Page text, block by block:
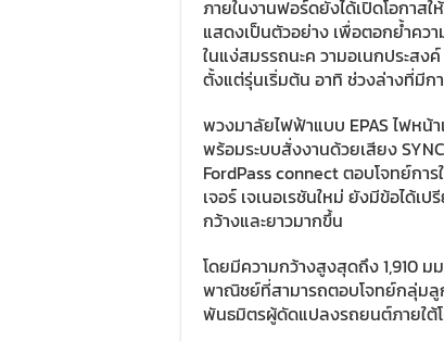
ภายในงานฟอร์ดยังได้เปิดโอกา
แสดงเป็นตัวอย่าง เพื่อตอกย้ำควา
ในแง่สมรรถนะค วามอเนกประส
ตั้งแต่รุ่นเริ่มต้น อาทิ ช่วงล่างที่มีก
พวงมาลัยไฟฟ้าแบบ EPAS ไฟหน้
พร้อมระบบสั่งงานด้วยเสียง
FordPass connect ตอบโจทย์กา
เจอร์ เจเนอเรชันใหม่ ยังมีข้อได้
กว้างและยาวมากขึ้น
โดยมีความกว้างสูงสุดถึง 1,910
พาณิชย์ที่สามารถตอบโจทย์กลุ่มลู
พันธมิตรผู้ดัดแปลงรถยนต์ภายใต้